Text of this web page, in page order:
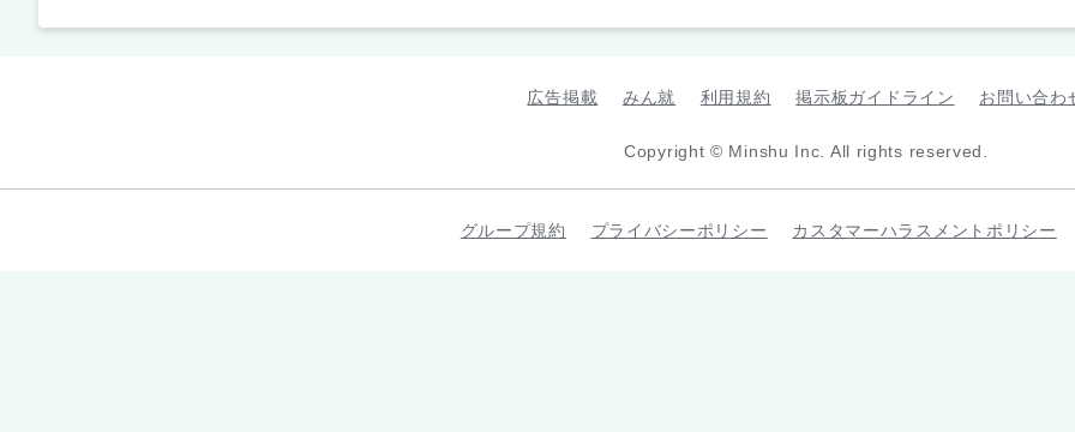
広告掲載 みん就 利用規約 掲示板ガイドライン お問い合わ
Copyright © Minshu Inc. All rights reserved.
グループ規約 プライバシーポリシー カスタマーハラスメントポリシー